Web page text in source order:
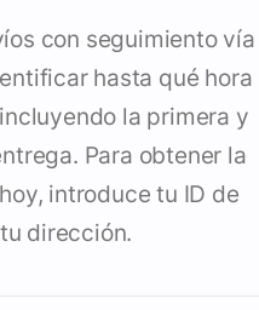
con seguimiento vía
hasta qué hora
la primera y
Para obtener la
introduce tu ID de
dirección.